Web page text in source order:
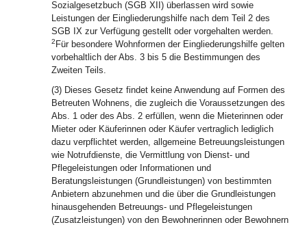
Sozialgesetzbuch (SGB XII) überlassen wird sowie
Leistungen der Eingliederungshilfe nach dem Teil 2 des
SGB IX zur Verfügung gestellt oder vorgehalten werden.
2 Für besondere Wohnformen der Eingliederungshilfe gelten
vorbehaltlich der Abs. 3 bis 5 die Bestimmungen des
Zweiten Teils.
(3) Dieses Gesetz findet keine Anwendung auf Formen des
Betreuten Wohnens, die zugleich die Voraussetzungen des
Abs. 1 oder des Abs. 2 erfüllen, wenn die Mieterinnen oder
Mieter oder Käuferinnen oder Käufer vertraglich lediglich
dazu verpflichtet werden, allgemeine Betreuungsleistungen
wie Notrufdienste, die Vermittlung von Dienst- und
Pflegeleistungen oder Informationen und
Beratungsleistungen (Grundleistungen) von bestimmten
Anbietern abzunehmen und die über die Grundleistungen
hinausgehenden Betreuungs- und Pflegeleistungen
(Zusatzleistungen) von den Bewohnerinnen oder Bewohnern